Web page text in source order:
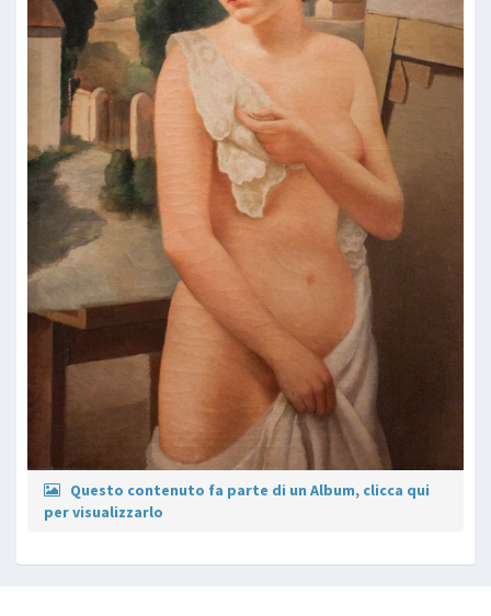
Questo contenuto fa parte di un Album, clicca qui
per visualizzarlo